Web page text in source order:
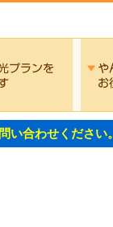
い合わせください。